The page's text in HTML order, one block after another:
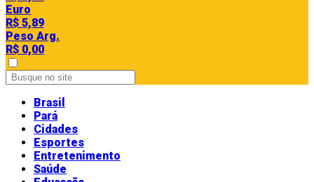
Euro
R$ 5,89
Peso Arg.
R$ 0,00
Brasil
Pará
Cidades
Esportes
Entretenimento
Saúde